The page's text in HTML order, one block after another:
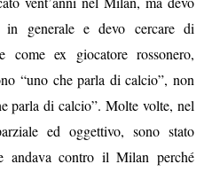
in generale e devo cercare di
come ex giocatore rossonero,
“uno che parla di calcio”, non
parla di calcio”. Molte volte, nel
ed oggettivo, sono stato
andava contro il Milan perché